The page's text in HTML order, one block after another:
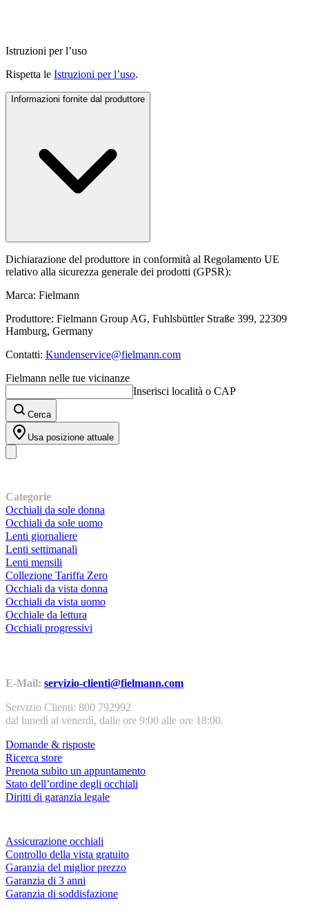
Istruzioni per l’uso
Rispetta le Istruzioni per l’uso.
Informazioni fornite dal produttore
Dichiarazione del produttore in conformità al Regolamento UE
relativo alla sicurezza generale dei prodotti (GPSR):
Marca: Fielmann
Produttore: Fielmann Group AG, Fuhlsbüttler Straße 399, 22309
Hamburg, Germany
Contatti: Kundenservice@fielmann.com
Fielmann nelle tue vicinanze
Inserisci località o CAP
Cerca
Usa posizione attuale
Categorie
Occhiali da sole donna
Occhiali da sole uomo
Lenti giornaliere
Lenti settimanali
Lenti mensili
Collezione Tariffa Zero
Occhiali da vista donna
Occhiali da vista uomo
Occhiale da lettura
Occhiali progressivi
E-Mail: servizio-clienti@fielmann.com
Servizio Clienti: 800 792992
dal lunedì al venerdì, dalle ore 9:00 alle ore 18:00.
Domande & risposte
Ricerca store
Prenota subito un appuntamento
Stato dell’ordine degli occhiali
Diritti di garanzia legale
Assicurazione occhiali
Controllo della vista gratuito
Garanzia del miglior prezzo
Garanzia di 3 anni
Garanzia di soddisfazione